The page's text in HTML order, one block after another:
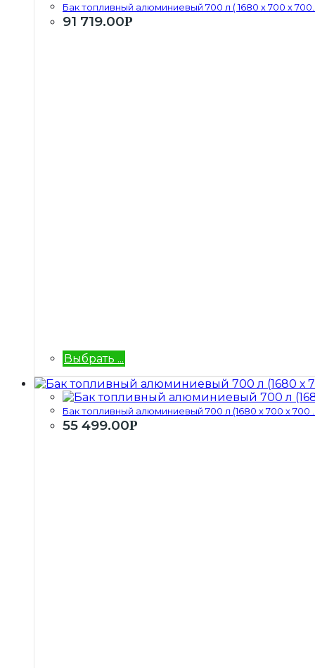
Бак топливный алюминиевый 700 л ( 1680 х 700 х
91 719.00Р
Выбрать ...
Бак топливный алюминиевый 700 л (1680 х 700 х 700
55 499.00Р